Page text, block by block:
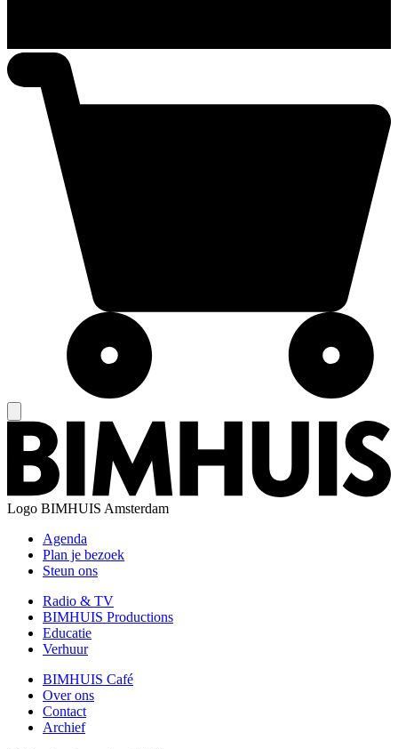
Logo BIMHUIS Amsterdam
Agenda
Plan je bezoek
Steun ons
Radio & TV
BIMHUIS Productions
Educatie
Verhuur
BIMHUIS Café
Over ons
Contact
Archief